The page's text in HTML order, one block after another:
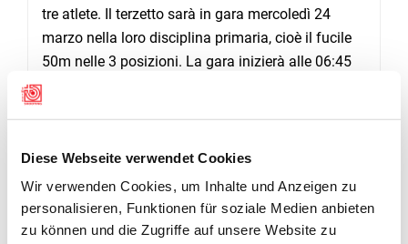
Diese Webseite verwendet Cookies
Wir verwenden Cookies, um Inhalte und Anzeigen zu
personalisieren, Funktionen für soziale Medien anbieten
zu können und die Zugriffe auf unsere Website zu
tre atlete. Il terzetto sarà in gara mercoledì 24
marzo nella loro disciplina primaria, cioè il fucile
50m nelle 3 posizioni. La gara inizierà alle 06:45
GALERIE